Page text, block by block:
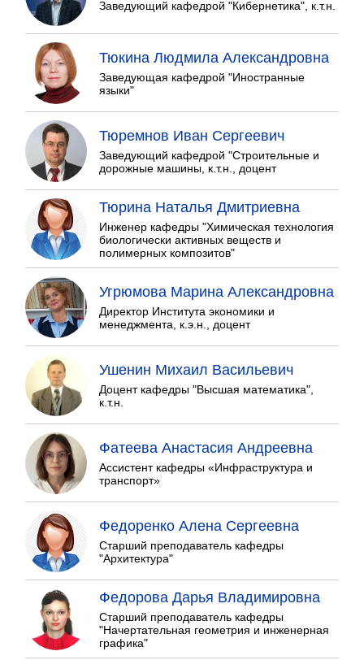
Заведующий кафедрой "Кибернетика", к.т.н.
Тюкина Людмила Александровна
Заведующая кафедрой "Иностранные
языки"
Тюремнов Иван Сергеевич
Заведующий кафедрой "Строительные и
дорожные машины, к.т.н., доцент
Тюрина Наталья Дмитриевна
Инженер кафедры "Химическая технология
биологически активных веществ и
полимерных композитов"
Угрюмова Марина Александровна
Директор Института экономики и
менеджмента, к.э.н., доцент
Ушенин Михаил Васильевич
Доцент кафедры "Высшая математика",
к.т.н.
Фатеева Анастасия Андреевна
Ассистент кафедры «Инфраструктура и
транспорт»
Федоренко Алена Сергеевна
Старший преподаватель кафедры
"Архитектура"
Федорова Дарья Владимировна
Старший преподаватель кафедры
"Начертательная геометрия и инженерная
графика"